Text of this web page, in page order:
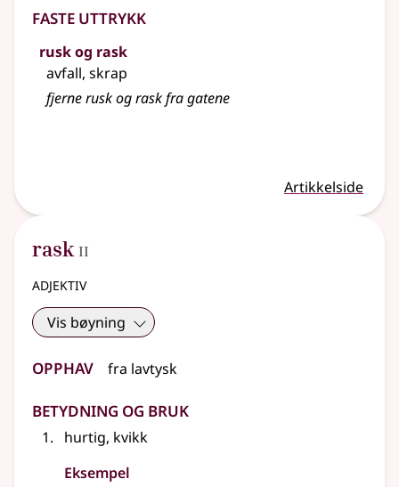
Faste uttrykk
rusk og rask
avfall, skrap
fjerne rusk og rask fra gatene
Artikkelside
rask 2
II
adjektiv
Vis bøyning
Opphav fra lavtysk
Betydning og bruk
hurtig, kvikk
Eksempel